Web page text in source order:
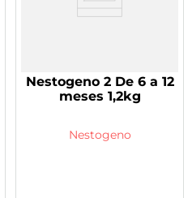
Nestogeno 2 De 6 a 12
meses 1,2kg
Nestogeno